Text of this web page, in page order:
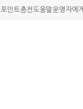
포인트충전도움말운영자에게